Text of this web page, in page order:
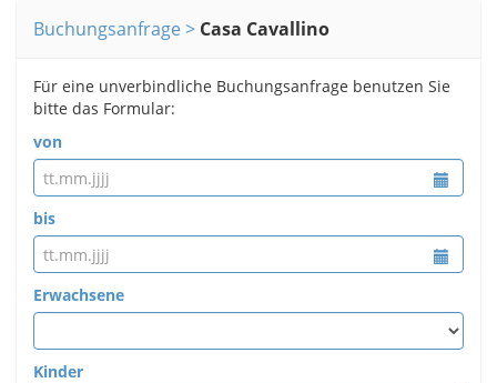
Buchungsanfrage Casa Cavallino
Für eine unverbindliche Buchungsanfrage benutzen Sie
bitte das Formular:
von
bis
Erwachsene
Kinder